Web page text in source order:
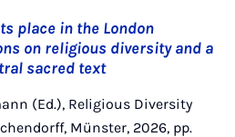
place in the London
on religious diversity and a
sacred text
(Ed.), Religious Diversity
Münster, 2026, pp.